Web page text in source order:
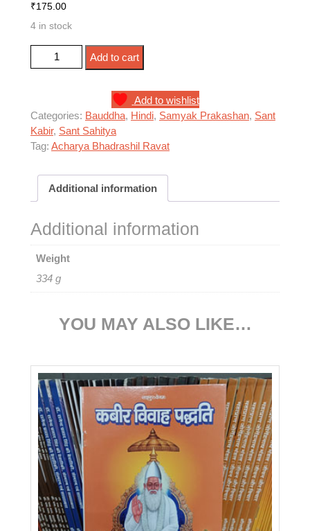
₹175.00
4 in stock
संत कबीर की वाणी में बौद्ध चिंतन quantity
Add to cart
Add to wishlist
Categories: Bauddha, Hindi, Samyak Prakashan, Sant
Kabir, Sant Sahitya
Tag: Acharya Bhadrashil Ravat
Additional information
Additional information
Weight
334 g
YOU MAY ALSO LIKE…